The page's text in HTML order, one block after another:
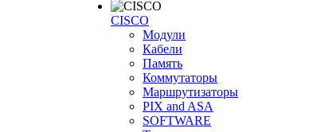
CISCO
Модули
Кабели
Память
Коммутаторы
Маршрутизаторы
PIX and ASA
SOFTWARE